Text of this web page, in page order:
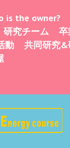
is the owner?
研究チーム
動 共同研究